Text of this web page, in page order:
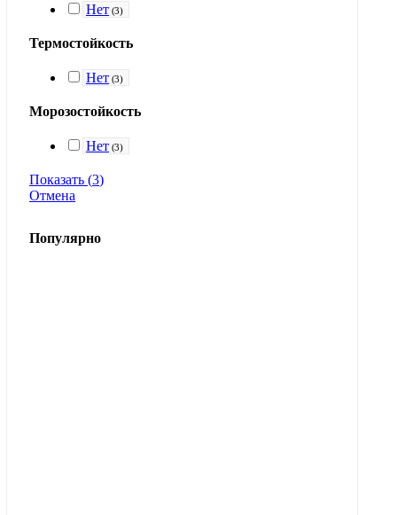
Нет (3)
Термостойкость
Нет (3)
Морозостойкость
Нет (3)
Показать (3)
Отмена
Популярно